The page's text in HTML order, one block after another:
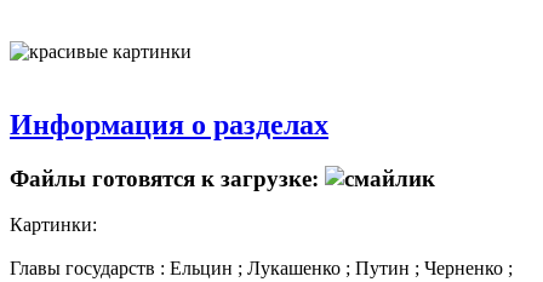
Информация о разделах
Файлы готовятся к загрузке:
Картинки:
Главы государств : Ельцин ; Лукашенко ; Путин ; Черненко ;